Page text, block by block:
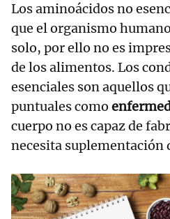
Los aminoácidos no
que el organismo
solo, por ello no es
de los alimentos. Los
esenciales son aquellos
puntuales como
cuerpo no es capaz de
necesita suplementación